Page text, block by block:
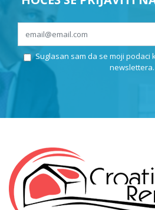
Suglasan sam da se moji podaci
newslettera.